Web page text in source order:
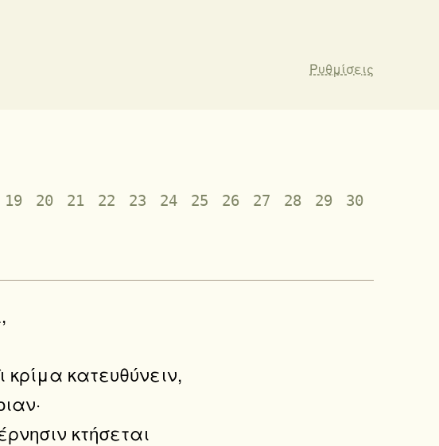
Ρυθμίσεις
19 20 21 22 23 24 25 26 27 28 29
30
κατευθύνειν,
κτήσεται